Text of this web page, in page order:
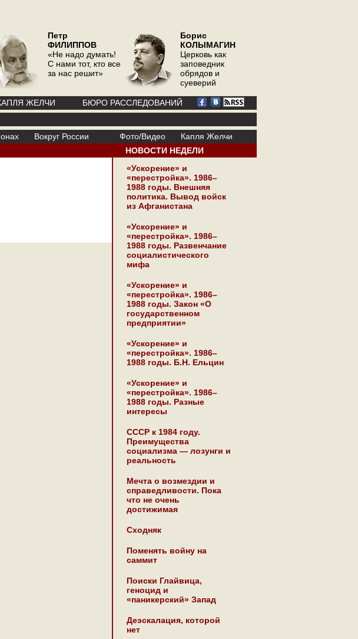
Петр
ФИЛИППОВ
«Не надо думать!
С нами тот, кто все
за нас решит»
Борис
КОЛЫМАГИН
Церковь как
заповедник
обрядов и
суеверий
ЖЕЛЧИ
БЮРО РАССЛЕДОВАНИЙ
Вокруг России Фото/Видео
Капля Желчи
НОВОСТИ НЕДЕЛИ
«Ускорение» и
«перестройка». 1986–
1988 годы. Внешняя
политика. Вывод войск
из Афганистана
«Ускорение» и
«перестройка». 1986–
1988 годы. Развенчание
социалистического
мифа
«Ускорение» и
«перестройка». 1986–
1988 годы. Закон «О
государственном
предприятии»
«Ускорение» и
«перестройка». 1986–
1988 годы. Б.Н. Ельцин
«Ускорение» и
«перестройка». 1986–
1988 годы. Разные
интересы
СССР к 1984 году.
Преимущества
социализма — лозунги и
реальность
Мечта о возмездии и
справедливости. Пока
что не очень
достижимая
Сходняк
Поменять войну на
саммит
Поиски Глайвица,
геноцид и
«паникерский» Запад
Деэскалация, которой
нет